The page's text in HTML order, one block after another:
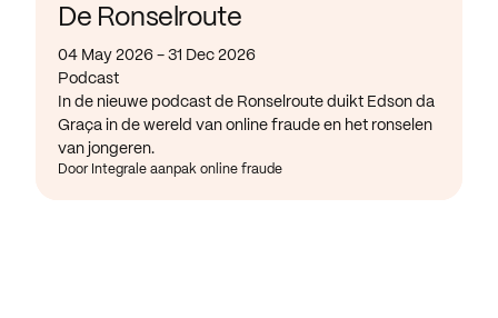
De Ronselroute
04 May 2026 - 31 Dec 2026
Podcast
In de nieuwe podcast de Ronselroute duikt Edson da
Graça in de wereld van online fraude en het ronselen
van jongeren.
Door Integrale aanpak online fraude